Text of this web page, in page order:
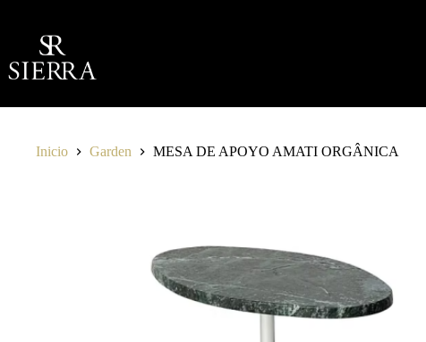
contenido
Inicio Garden
MESA DE APOYO AMATI ORGÂNICA